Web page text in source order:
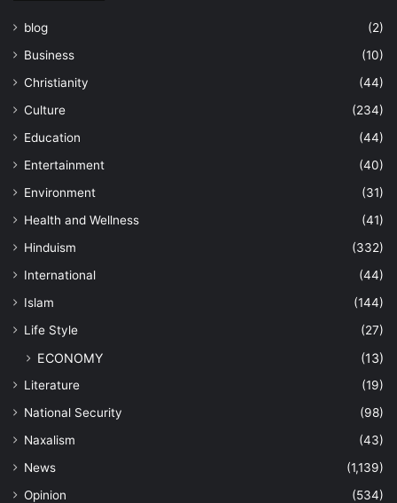
blog
(2)
Business
(10)
Christianity
(44)
Culture
(234)
Education
(44)
Entertainment
(40)
Environment
(31)
Health and Wellness
(41)
Hinduism
(332)
International
(44)
Islam
(144)
Life Style
(27)
ECONOMY (13)
Literature
(19)
National Security
(98)
Naxalism
(43)
News
(1,139)
Opinion
(534)